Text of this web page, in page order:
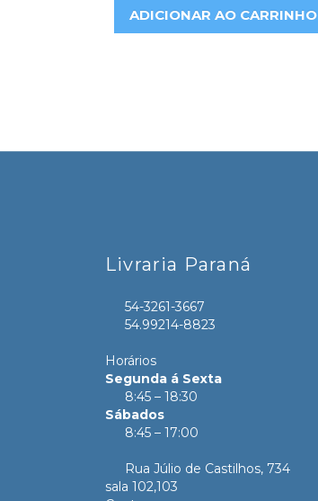
ADICIONAR AO CARRINHO
Livraria Paraná
54-3261-3667
54.99214-8823
Horários
Segunda á Sexta
8:45 – 18:30
Sábados
8:45 – 17:00
Rua Júlio de Castilhos, 734
sala 102,103